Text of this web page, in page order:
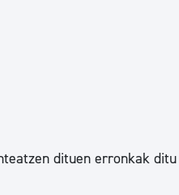
Berdintasuna,
dituen erronkak